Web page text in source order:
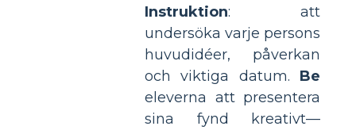
Instruktion: att
undersöka varje persons
huvudidéer, påverkan
och viktiga datum. Be
eleverna att presentera
sina fynd kreativt—